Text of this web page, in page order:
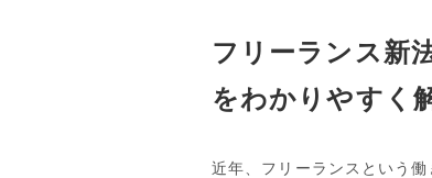
フリーランス新
をわかりやすく
近年、フリーランスという